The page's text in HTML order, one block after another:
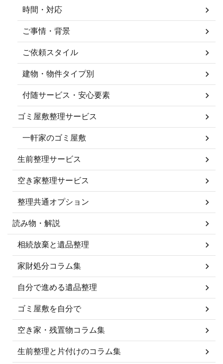
時間・対応
ご事情・背景
ご依頼スタイル
建物・物件タイプ別
付随サービス・安心要素
ゴミ屋敷整理サービス
一軒家のゴミ屋敷
生前整理サービス
空き家整理サービス
整理共通オプション
読み物・解説
相続放棄と遺品整理
家財処分コラム集
自分で進める遺品整理
ゴミ屋敷を自分で
空き家・残置物コラム集
生前整理と片付けのコラム集